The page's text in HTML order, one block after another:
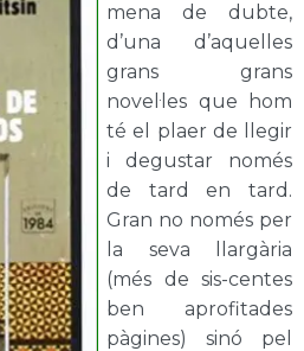
mena de dubte,
d’una d’aquelles
grans grans
novel·les que hom
té el plaer de llegir
i degustar només
de tard en tard.
Gran no només per
la seva llargària
(més de sis-centes
ben aprofitades
pàgines) sinó pel